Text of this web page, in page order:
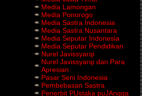
Media Lamongan
Media Ponorogo
Media Sastra Indonesia
Media Sastra Nusantara
Media Seputar Indonesia
Media Seputar Pendidikan
Nurel Javissyarqi
Nurel Javissyarqi dan Para
Apresian
Pasar Seni Indonesia
Pembebasan Sastra
Penerbit PUstaka puJAngga